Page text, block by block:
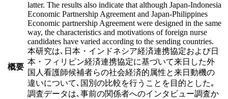
概要
latter. The results also indicate that although Japan-Indonesia
Economic Partnership Agreement and Japan-Philippines
Economic partnership Agreement were designed in the same
way, the characteristics and motivations of foreign nurse
candidates have varied according to the sending countries.
本研究は､日本・インドネシア経済連携協定および日
本・フィリピン経済連携協定に基づいて来日した外
国人看護師候補者らの社会経済的属性と来日動機の
違いについて､国別の比較を行うことを目的とした｡
調査データは､事前の関係者へのインタビュー調査か